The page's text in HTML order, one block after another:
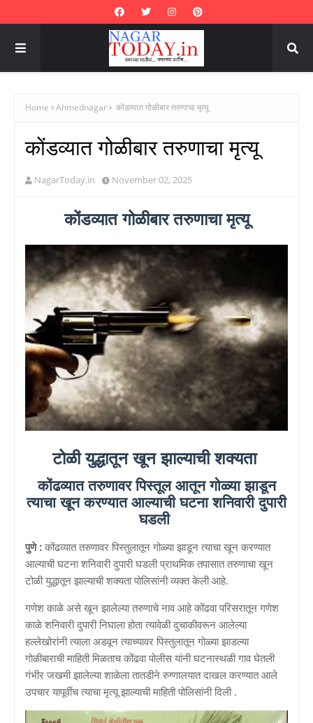
Home Ahmednagar कोंडव्यात गोळीबार तरुणाचा मृत्यू
कोंडव्यात गोळीबार तरुणाचा मृत्यू
NagarToday.in November 02, 2025
कोंडव्यात गोळीबार तरुणाचा मृत्यू
टोळी युद्धातून खून झाल्याची शक्यता
कोंढव्यात तरुणावर पिस्तूल आतून गोळ्या झाडून
त्याचा खून करण्यात आल्याची घटना शनिवारी दुपारी
घडली
पुणे : कोंढव्यात तरुणावर पिस्तुलातून गोळ्या झाडून त्याचा खून करण्यात
आल्याची घटना शनिवारी दुपारी घडली प्राथमिक तपासात तरुणाचा खून
टोळी युद्धातून झाल्याची शक्यता पोलिसांनी व्यक्त केली आहे.
गणेश काळे असे खून झालेल्या तरुणाचे नाव आहे कोंढवा परिसरातून गणेश
काळे शनिवारी दुपारी निघाला होता त्यावेळी दुचाकीवरून आलेल्या
हल्लेखोरांनी त्याला अडवून त्याच्यावर पिस्तुलातून गोळ्या झाडल्या
गोळीबाराची माहिती मिळताच कोंढवा पोलीस यांनी घटनास्थळी गाव घेतली
गंभीर जखमी झालेल्या शाळेला तातडीने रुग्णालयात दाखल करण्यात आले
उपचार यापूर्वीच त्याचा मृत्यू झाल्याची माहिती पोलिसांनी दिली .